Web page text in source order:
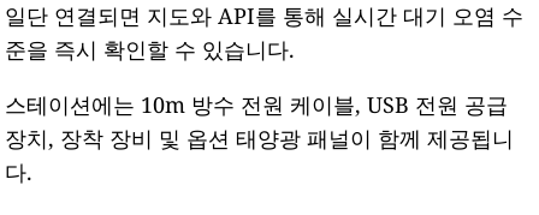
일단 연결되면 지도와 API를 통해 실시간 대기 오염 수
준을 즉시 확인할 수 있습니다.
스테이션에는 10m 방수 전원 케이블, USB 전원 공급
장치, 장착 장비 및 옵션 태양광 패널이 함께 제공됩니
다.